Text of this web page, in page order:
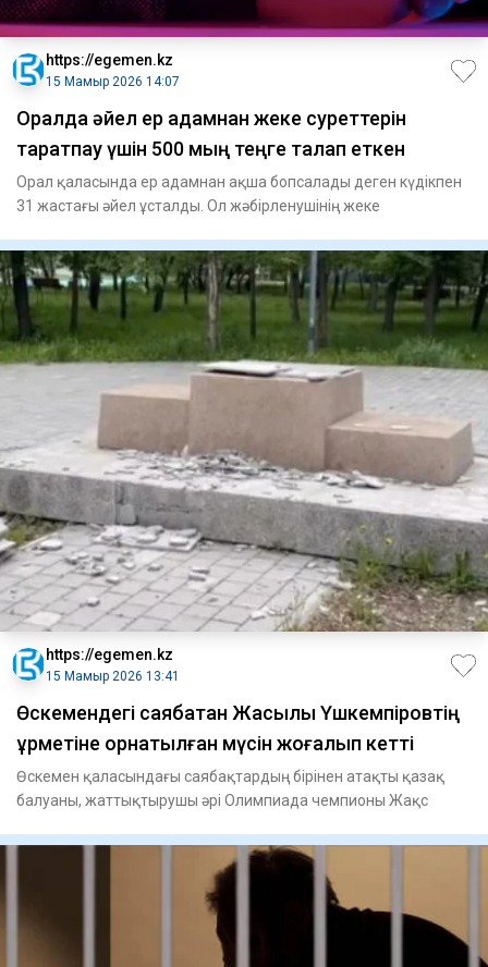
https://egemen.kz
15 Мамыр 2026 14:07
Оралда әйел ер адамнан жеке суреттерін
таратпау үшін 500 мың теңге талап еткен
Орал қаласында ер адамнан ақша бопсалады деген күдікпен
31 жастағы әйел ұсталды. Ол жәбірленушінің жеке
https://egemen.kz
15 Мамыр 2026 13:41
Өскемендегі саябақтан Жақсылық Үшкемпіровтің
құрметіне орнатылған мүсін жоғалып кетті
Өскемен қаласындағы саябақтардың бірінен атақты қазақ
балуаны, жаттықтырушы әрі Олимпиада чемпионы Жақс